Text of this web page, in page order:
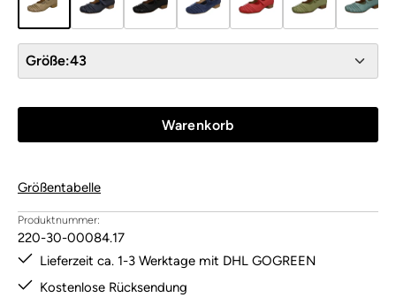
Größe:43
Warenkorb
Größentabelle
Produktnummer:
220-30-00084.17
Lieferzeit ca. 1-3 Werktage mit DHL GOGREEN
Kostenlose Rücksendung